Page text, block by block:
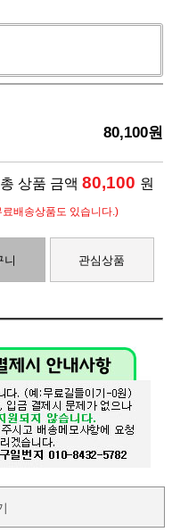
80,100원
총 상품 금액 80,100 원
배송상품도 있습니다.)
니 관심상품